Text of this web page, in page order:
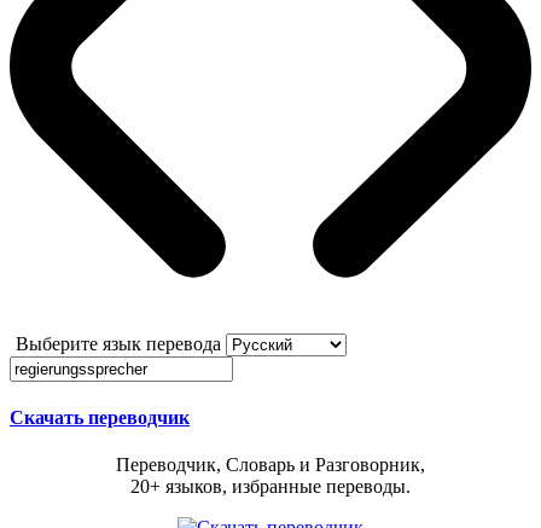
Выберите язык перевода
Скачать переводчик
Переводчик, Словарь и Разговорник,
20+ языков, избранные переводы.